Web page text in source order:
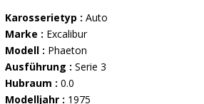
Karosserietyp : Auto
Marke : Excalibur
Modell : Phaeton
Ausführung : Serie 3
Hubraum : 0.0
Modelljahr : 1975